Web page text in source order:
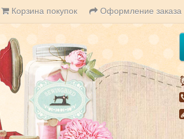
Корзина покупок Оформление заказа